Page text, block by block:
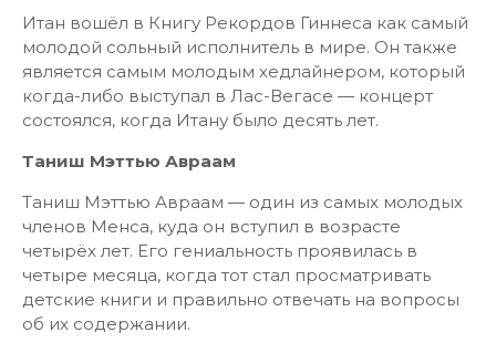
Итан вошёл в Книгу Рекордов Гиннеса как самый
молодой сольный исполнитель в мире. Он также
является самым молодым хедлайнером, который
когда-либо выступал в Лас-Вегасе — концерт
состоялся, когда Итану было десять лет.
Таниш Мэттью Авраам
Таниш Мэттью Авраам — один из самых молодых
членов Менса, куда он вступил в возрасте
четырёх лет. Его гениальность проявилась в
четыре месяца, когда тот стал просматривать
детские книги и правильно отвечать на вопросы
об их содержании.